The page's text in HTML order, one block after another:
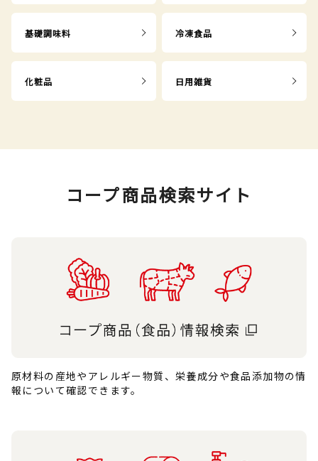
基礎調味料 冷凍食品
化粧品 日用雑貨
コープ商品検索サイト
原材料の産地やアレルギー物質、栄養成分や食品添加物の情
報について確認できます。